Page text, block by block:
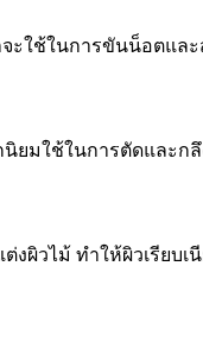
ะใช้ในการขันน็อตและ
นิยมใช้ในการตัดและก
งผิวไม้ ทำให้ผิวเรียบ